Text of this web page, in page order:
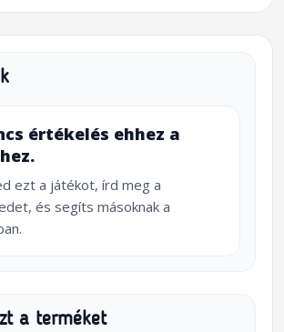
értékelés ehhez a
ezt a játékot, írd meg a
és segíts másoknak a
a terméket